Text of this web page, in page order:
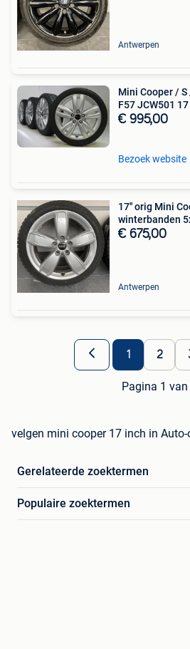
Antwerpen
Mini Cooper /
F57 JCW501
€ 995,00
Bezoek website
17'' orig Mini
winterbanden
€ 675,00
Antwerpen
1 2
Pagina 1 van
velgen mini cooper 17 inch in Auto-
Gerelateerde zoektermen
Populaire zoektermen